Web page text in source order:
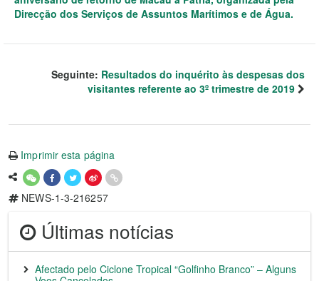
Direcção dos Serviços de Assuntos Marítimos e de Água.
Seguinte: Resultados do inquérito às despesas dos
visitantes referente ao 3º trimestre de 2019
Imprimir esta página
NEWS-1-3-216257
Últimas notícias
Afectado pelo Ciclone Tropical “Golfinho Branco” – Alguns